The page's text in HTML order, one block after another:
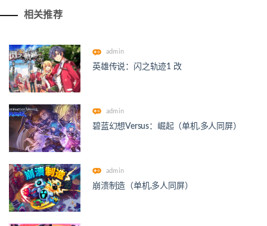
相关推荐
admin
英雄传说：闪之轨迹1 改
admin
碧蓝幻想Versus：崛起（单机.多人同屏）
admin
崩溃制造（单机.多人同屏）